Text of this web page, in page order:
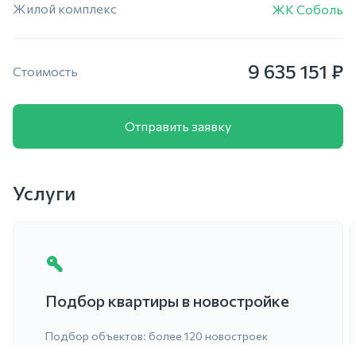
Жилой комплекс
ЖК Соболь
Стоимость 9 635 151 ₽
Отправить заявку
Услуги
Подбор квартиры в новостройке
Подбор объектов: более 120 новостроек